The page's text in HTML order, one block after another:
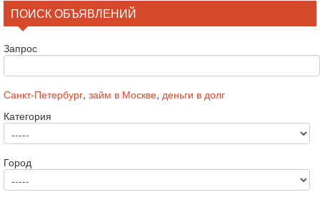
ПОИСК ОБЪЯВЛЕНИЙ
Запрос
Санкт-Петербург, займ в Москве, деньги в долг
Категория
Город